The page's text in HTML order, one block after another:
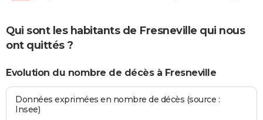
Qui sont les habitants de Fresneville qui nous
ont quittés ?
Evolution du nombre de décès à Fresneville
Données exprimées en nombre de décès (source :
Insee)